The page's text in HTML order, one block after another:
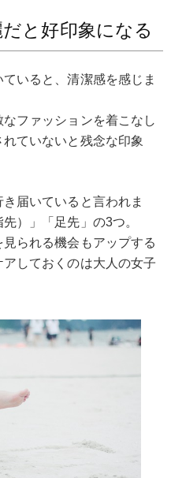
と好印象になる
いると、清潔感を感じま
ファッションを着こなし
ていないと残念な印象
届いていると言われま
）」「足先」の3つ。
られる機会もアップする
しておくのは大人の女子